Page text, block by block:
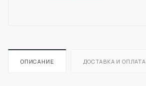
ОПИСАНИЕ ДОСТАВКА И ОПЛАТА